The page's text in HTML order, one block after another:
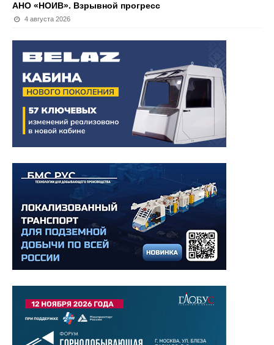
АНО «НОИВ». Взрывной прогресс
4 августа 2026